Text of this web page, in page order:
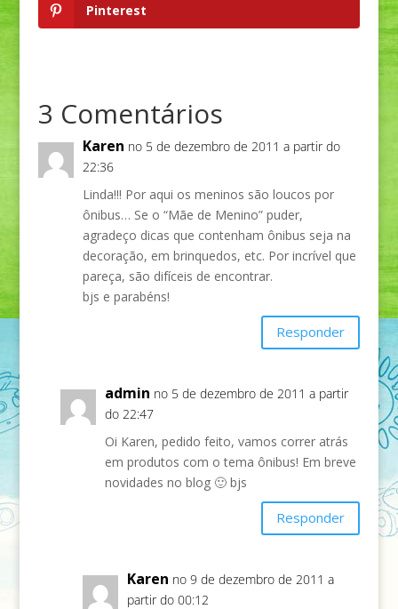
Pinterest
3 Comentários
Karen no 5 de dezembro de 2011 a partir do
22:36
Linda!!! Por aqui os meninos são loucos por
ônibus… Se o “Mãe de Menino” puder,
agradeço dicas que contenham ônibus seja na
decoração, em brinquedos, etc. Por incrível que
pareça, são difíceis de encontrar.
bjs e parabéns!
Responder
admin no 5 de dezembro de 2011 a partir
do 22:47
Oi Karen, pedido feito, vamos correr atrás
em produtos com o tema ônibus! Em breve
novidades no blog 🙂 bjs
Responder
Karen no 9 de dezembro de 2011 a
partir do 00:12